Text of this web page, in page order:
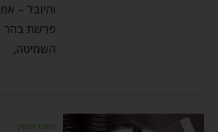
והיובל –
פרשת בהר
השמיטה,
פשוט ועמוק